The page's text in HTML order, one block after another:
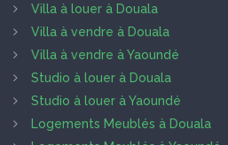
Villa à louer à Douala
Villa à vendre à Douala
Villa à vendre à Yaoundé
Studio à louer à Douala
Studio à louer à Yaoundé
Logements Meublés à Douala